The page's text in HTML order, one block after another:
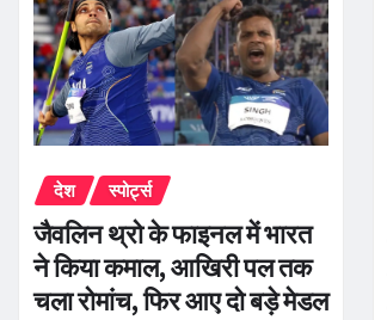
देश स्पोर्ट्स
जैवलिन थ्रो के फाइनल में भारत
ने किया कमाल, आखिरी पल तक
चला रोमांच, फिर आए दो बड़े मेडल